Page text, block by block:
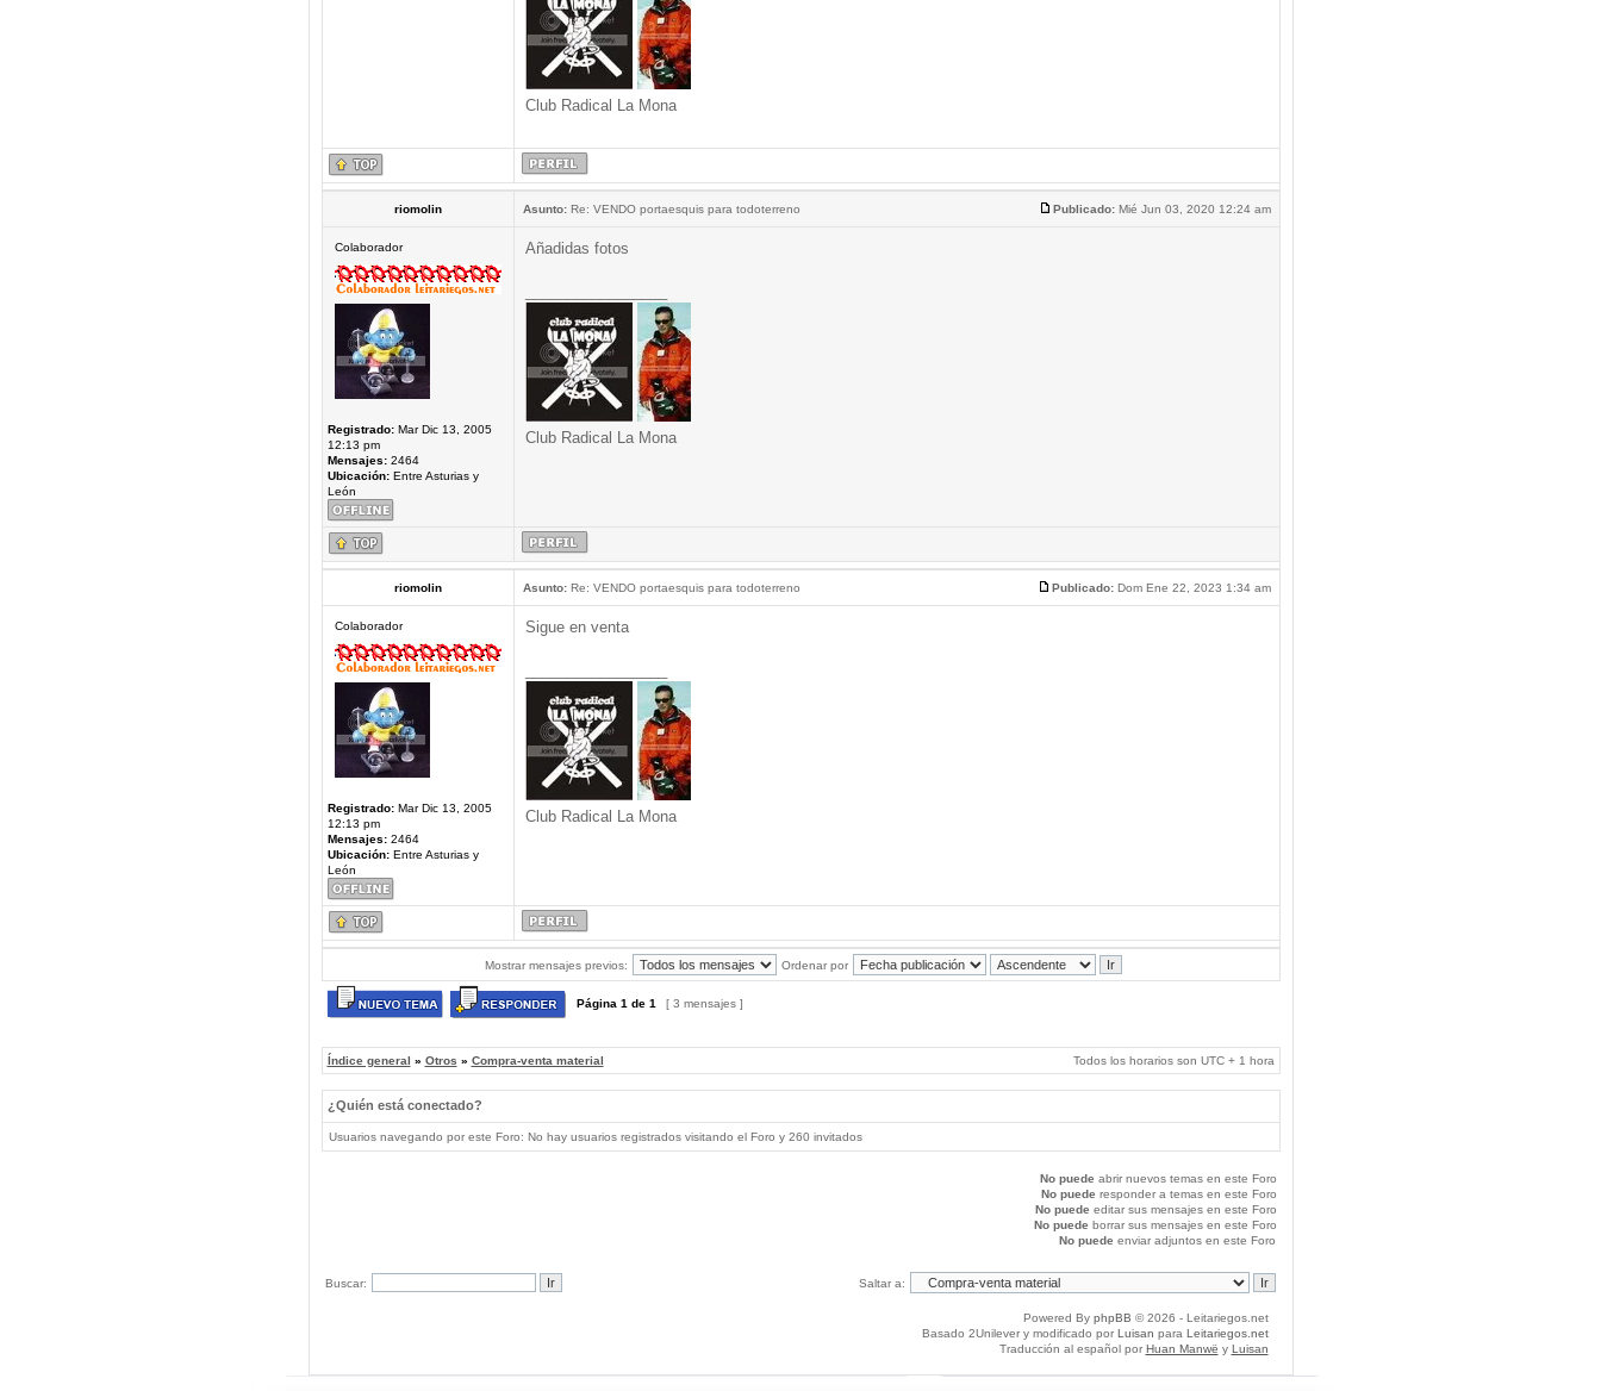
Club Radical La Mona
riomolin Asunto:Re: VENDO portaesquis para todoterreno Publicado:Mié Jun 03, 2020 12:24 am
Colaborador
Registrado:Mar Dic 13, 2005
12:13 pm
Mensajes:2464
Ubicación:Entre Asturias y
León
Añadidas fotos
Club Radical La Mona
riomolin Asunto:Re: VENDO portaesquis para todoterreno Publicado:Dom Ene 22, 2023 1:34 am
Colaborador
Registrado:Mar Dic 13, 2005
12:13 pm
Mensajes:2464
Ubicación:Entre Asturias y
León
Sigue en venta
Club Radical La Mona
Mostrar mensajes previos: Ordenar por
Página 1 de 1 [ 3 mensajes ]
Índice general » Otros » Compra-venta material Todos los horarios son UTC + 1 hora
¿Quién está conectado?
Usuarios navegando por este Foro: No hay usuarios registrados visitando el Foro y 260 invitados
No puede abrir nuevos temas en este Foro
No puede responder a temas en este Foro
No puede editar sus mensajes en este Foro
No puede borrar sus mensajes en este Foro
No puede enviar adjuntos en este Foro
Buscar: Saltar a:
Powered By phpBB © 2026 - Leitariegos.net
Basado 2Unilever y modificado por Luisan para Leitariegos.net
Traducción al español por Huan Manwë y Luisan